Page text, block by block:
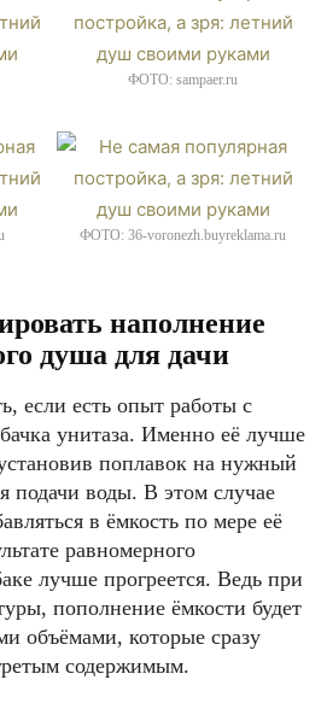
ФОТО: sampaer.ru
ФОТО: 36-voronezh.buyreklama.ru
наполнение
душа для дачи
если есть опыт работы с
унитаза. Именно её лучше
поплавок на нужный
подачи воды. В этом случае
в ёмкость по мере её
равномерного
лучше прогреется. Ведь при
пополнение ёмкости будет
объёмами, которые сразу
содержимым.